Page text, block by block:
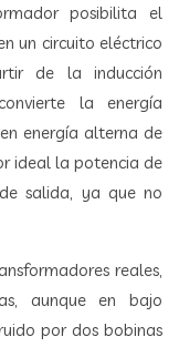
posibilita el
un circuito eléctrico
de la inducción
la energía
energía alterna de
ideal la potencia de
salida, ya que no
reales,
aunque en bajo
por dos bobinas